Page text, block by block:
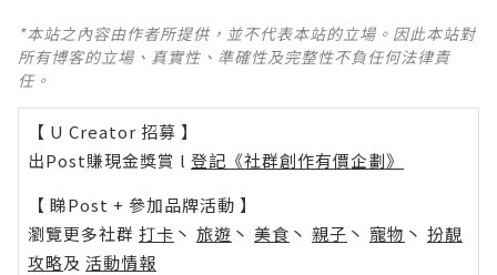
*本站之內容由作者所提供，並不代表本站的立場。因此本站對
所有博客的立場、真實性、準確性及完整性不負任何法律責
任。
【 U Creator 招募 】
出Post賺現金獎賞 l 登記《社群創作有價企劃》
【 睇Post + 參加品牌活動 】
瀏覽更多社群 打卡 丶 旅遊 丶 美食 丶 親子 丶 寵物 丶 扮靚
攻略及 活動情報